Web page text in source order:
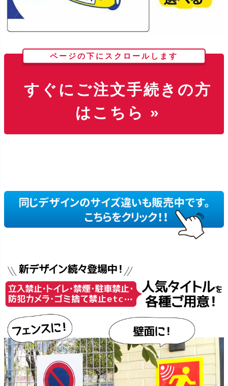
ページの下にスクロールします
すぐにご注文手続きの方
はこちら »